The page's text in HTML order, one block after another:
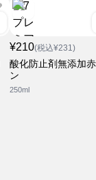
¥210(税込¥231)
酸化防止剤無添加
ン
250ml